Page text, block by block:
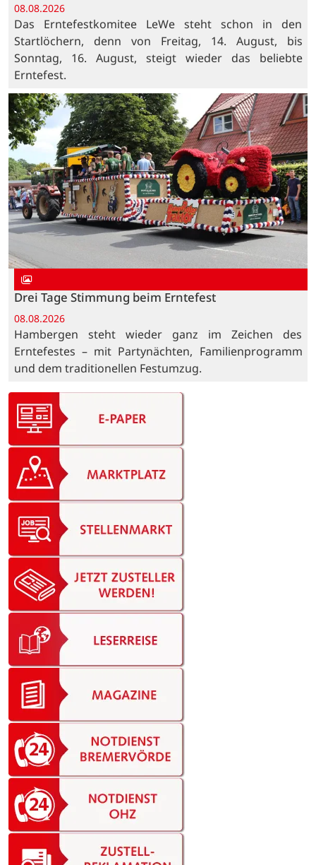
08.08.2026
Das Erntefestkomitee LeWe steht schon in den
Startlöchern, denn von Freitag, 14. August, bis
Sonntag, 16. August, steigt wieder das beliebte
Erntefest.
Drei Tage Stimmung beim Erntefest
08.08.2026
Hambergen steht wieder ganz im Zeichen des
Erntefestes – mit Partynächten, Familienprogramm
und dem traditionellen Festumzug.